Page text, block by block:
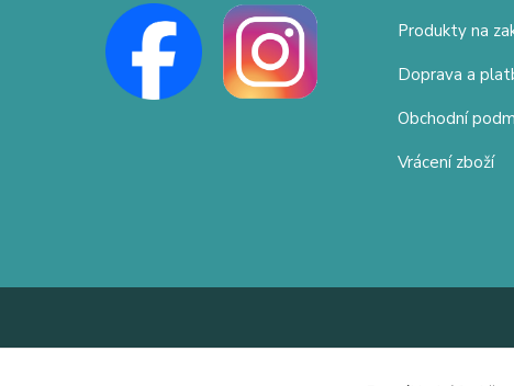
Produkty na
Doprava a
Obchodní
Vrácení zboží